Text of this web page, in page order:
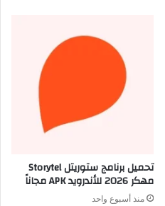
تحميل برنامج ستوريتل Storytel
مهكر 2026 للأندرويد APK مجاناً
منذ أسبوع واحد